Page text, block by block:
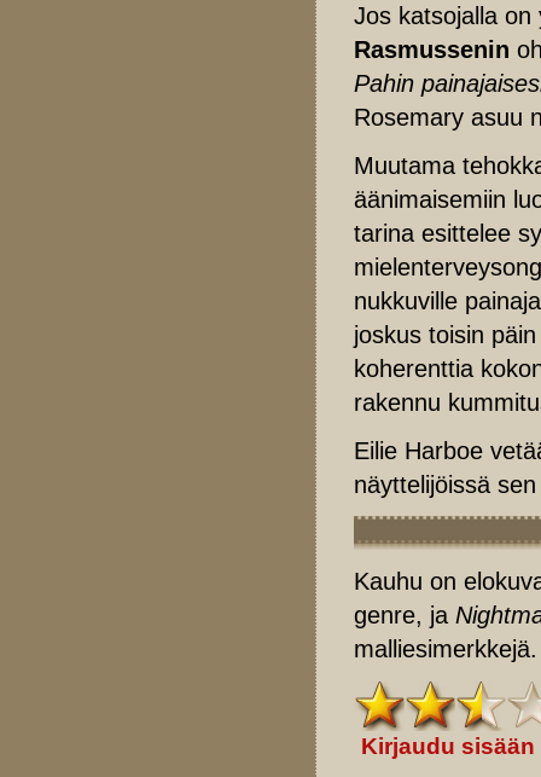
Jos katsojalla
Rasmussenin
Pahin
Rosemary asuu
Muutama
äänimaisemiin
tarina esittelee
nukkuville
joskus toisin
koherenttia
rakennu
Eilie Harboe
näyttelijöissä
Kauhu on
genre, ja
malliesimerkkejä.
Kirjaudu sisään